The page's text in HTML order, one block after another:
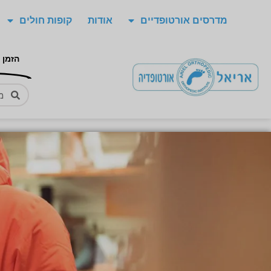
מדרסים אורטופדיים אודות קופות חולים